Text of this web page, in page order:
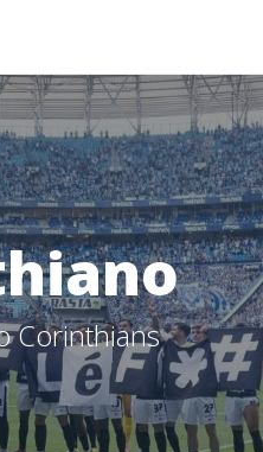
Corinthians